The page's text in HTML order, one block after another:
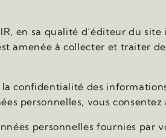
en sa qualité d’éditeur du
amenée à collecter et traiter
confidentialité des
personnelles, vous consentez
personnelles fournies par